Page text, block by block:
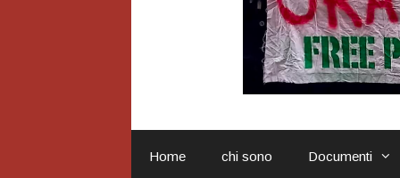
Home chi sono Documenti